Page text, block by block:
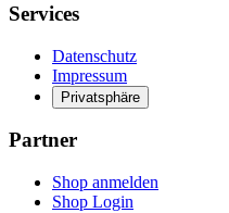
Services
Datenschutz
Impressum
Privatsphäre
Partner
Shop anmelden
Shop Login